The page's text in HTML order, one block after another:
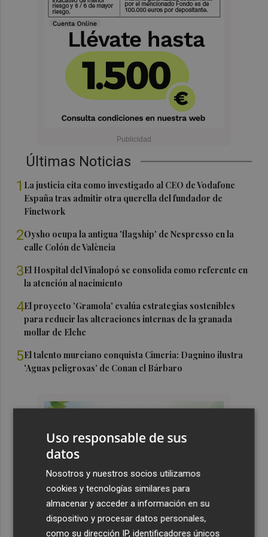
Últimas Noticias
1 La justicia cita como investigado al CEO de Vodafone
España tras admitir otra querella del fundador de
Finetwork
2Oysho ocupa la antigua 'flagship' de Nespresso en la
calle Colón de València
3El Hospital del Vinalopó se consolida como referente en
la atención al nacimiento
4El proyecto 'Gramola' evalúa estrategias sostenibles
para reducir las alteraciones internas de la granada
mollar de Elche
5El talento murciano conquista Cimeria: Dagnino ilustra
'Aguas peligrosas' de Conan el Bárbaro
Uso responsable de sus
datos
Nosotros y nuestros socios utilizamos
cookies y tecnologías similares para
almacenar y acceder a información en su
dispositivo y procesar datos personales,
como su dirección IP, identificadores únicos